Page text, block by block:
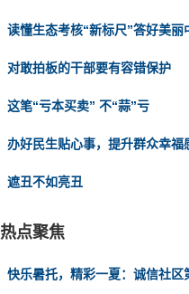
读懂生态考核“新标尺”答好美丽
对敢拍板的干部要有容错保护
这笔“亏本买卖” 不“蒜”亏
办好民生贴心事，提升群众幸福
遮丑不如亮丑
热点聚焦
快乐暑托，精彩一夏：诚信社区